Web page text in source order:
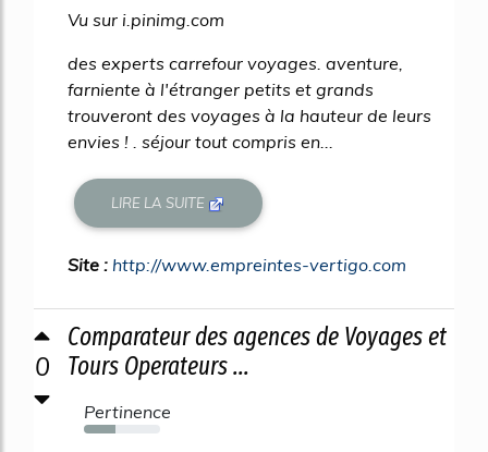
Vu sur i.pinimg.com
des experts carrefour voyages. aventure,
farniente à l'étranger petits et grands
trouveront des voyages à la hauteur de leurs
envies ! . séjour tout compris en...
LIRE LA SUITE
Site : http://www.empreintes-vertigo.com
0
Comparateur des agences de Voyages et
Tours Operateurs ...
Pertinence
42%